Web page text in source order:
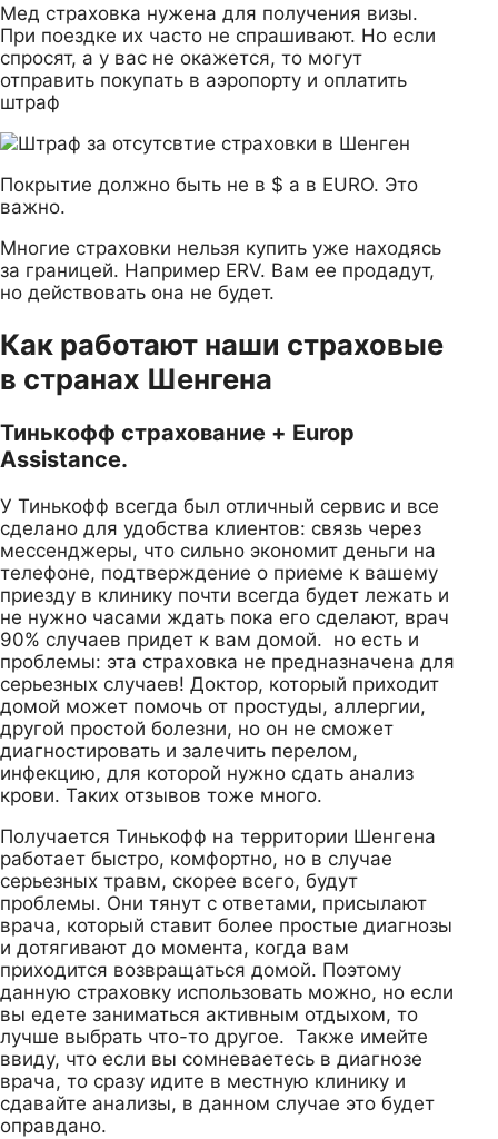
Мед страховка нужена для получения визы.
При поездке их часто не спрашивают. Но если
спросят, а у вас не окажется, то могут
отправить покупать в аэропорту и оплатить
штраф
Покрытие должно быть не в $ а в EURO. Это
важно.
Многие страховки нельзя купить уже находясь
за границей. Например ERV. Вам ее продадут,
но действовать она не будет.
Как работают наши страховые
в странах Шенгена
Тинькофф страхование + Europ
Assistance.
У Тинькофф всегда был отличный сервис и все
сделано для удобства клиентов: связь через
мессенджеры, что сильно экономит деньги на
телефоне, подтверждение о приеме к вашему
приезду в клинику почти всегда будет лежать и
не нужно часами ждать пока его сделают, врач
90% случаев придет к вам домой. но есть и
проблемы: эта страховка не предназначена для
серьезных случаев! Доктор, который приходит
домой может помочь от простуды, аллергии,
другой простой болезни, но он не сможет
диагностировать и залечить перелом,
инфекцию, для которой нужно сдать анализ
крови. Таких отзывов тоже много.
Получается Тинькофф на территории Шенгена
работает быстро, комфортно, но в случае
серьезных травм, скорее всего, будут
проблемы. Они тянут с ответами, присылают
врача, который ставит более простые диагнозы
и дотягивают до момента, когда вам
приходится возвращаться домой. Поэтому
данную страховку использовать можно, но если
вы едете заниматься активным отдыхом, то
лучше выбрать что-то другое. Также имейте
ввиду, что если вы сомневаетесь в диагнозе
врача, то сразу идите в местную клинику и
сдавайте анализы, в данном случае это будет
оправдано.